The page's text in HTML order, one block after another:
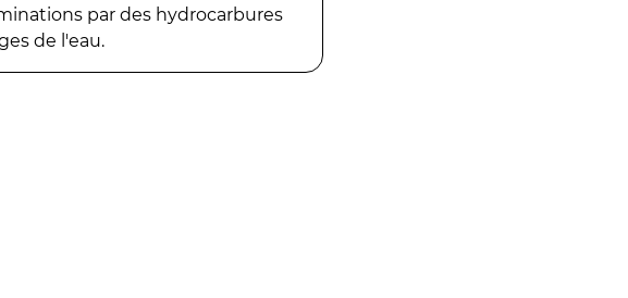
par des hydrocarbures
de l'eau.